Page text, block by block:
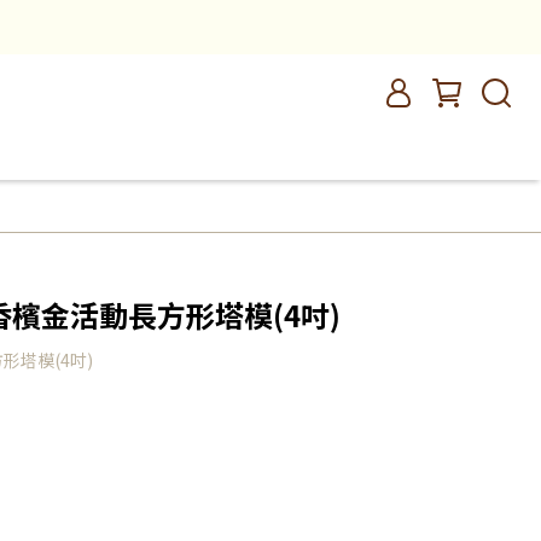
金活動長方形塔模(4吋)
塔模(4吋)